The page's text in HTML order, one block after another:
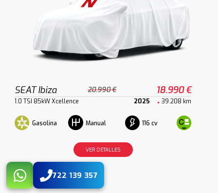
SEAT Ibiza 20.990 € 18.990 €
1.0 TSI 85kW Xcellence 2025 39.208 km
Gasolina Manual 116 cv
VER DETALLES
722 139 357